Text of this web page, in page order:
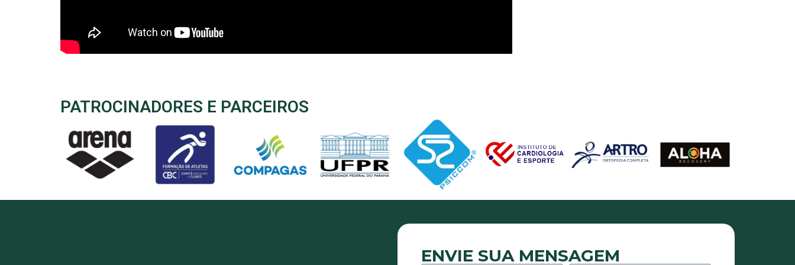
PATROCINADORES E PARCEIROS
ENVIE SUA MENSAGEM